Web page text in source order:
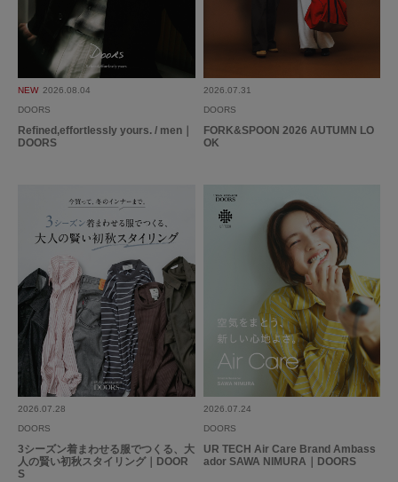
NEW 2026.08.04
DOORS
Refined,effortlessly yours. / men｜
DOORS
2026.07.31
DOORS
FORK&SPOON 2026 AUTUMN LO
OK
2026.07.28
DOORS
3シーズン着まわせる服でつくる、大
人の賢い初秋スタイリング｜DOOR
S
2026.07.24
DOORS
UR TECH Air Care Brand Ambass
ador SAWA NIMURA｜DOORS